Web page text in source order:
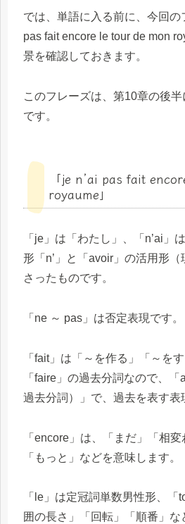
では、単語に入る前に、今回の
pas fait encore le tour de mon
景を確認しておきます。
このフレーズは、第10章の後
です。
「je n’ai pas fait
royaume」
「je」は「わたし」、「n’ai」
形「n’」と「avoir」の活用形
さったものです。
「ne ～ pas」は否定表現です。
「fait」は「～を作る」「～を
「faire」の過去分詞なので、
過去分詞）」で、過去を表す表
「encore」は、「まだ」「相変
「もっと」などを意味します。
「le」は定冠詞単数男性形、「
囲の長さ」「回転」「順番」な